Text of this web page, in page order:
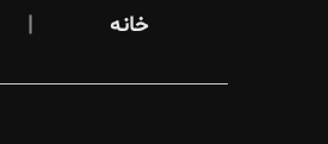
خانه